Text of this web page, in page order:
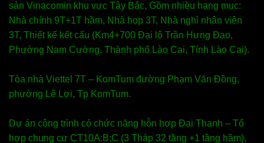
sản Vinacomin khu vực Tây Bắc, Gồm nhiều hạng mục:
Nhà chính 9T+1T hầm, Nhà họp 3T, Nhà nghỉ nhân viên
3T, Thiết kế kết cấu (Km4+700 Đại lộ Trần Hưng Đạo,
Phường Nam Cường, Thành phố Lào Cai, Tính Lào Cai).
Tòa nhà Viettel 7T – KomTum đường Phạm Văn Đồng,
phường Lê Lợi, Tp KomTum.
Dự án công trình có chức năng hỗn hợp Đại Thanh – Tổ
hợp chung cư CT10A;B;C (3 Tháp 32 tầng +1 tầng hầm),